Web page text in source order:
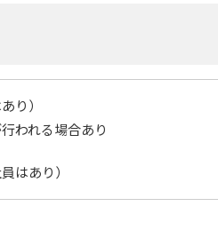
り）
われる場合あり
はあり）